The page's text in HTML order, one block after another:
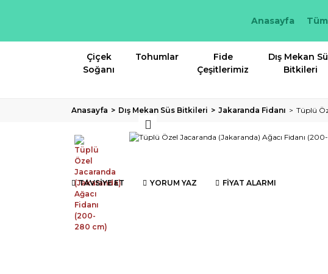
Anasayfa
Çiçek
Soğanı
Tohumlar
Fide
Çeşitlerimiz
Dış Mekan
Bitkileri
Anasayfa Dış Mekan Süs Bitkileri Jakaranda Fidanı Tüplü
TAVSİYE ET YORUM YAZ FİYAT ALARMI